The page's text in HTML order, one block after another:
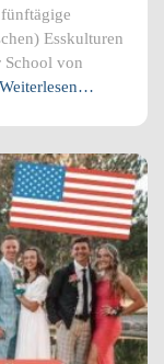
Esskulturen
School von
Weiterlesen…